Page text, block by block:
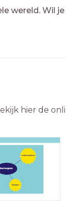
wereld. Wil
hier de